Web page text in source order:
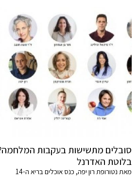
סובלים מתשישות בעקבות
בלוטת האדרנל
מאת נטורופת רון יפה, כנס אוכלים בריא ה-14